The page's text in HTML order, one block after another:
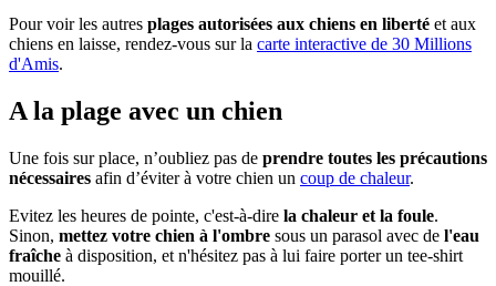
Pour voir les autres plages autorisées aux chiens en liberté et aux
chiens en laisse, rendez-vous sur la carte interactive de 30 Millions
d'Amis.
A la plage avec un chien
Une fois sur place, n’oubliez pas de prendre toutes les précautions
nécessaires afin d’éviter à votre chien un coup de chaleur.
Evitez les heures de pointe, c'est-à-dire la chaleur et la foule.
Sinon, mettez votre chien à l'ombre sous un parasol avec de l'eau
fraîche à disposition, et n'hésitez pas à lui faire porter un tee-shirt
mouillé.